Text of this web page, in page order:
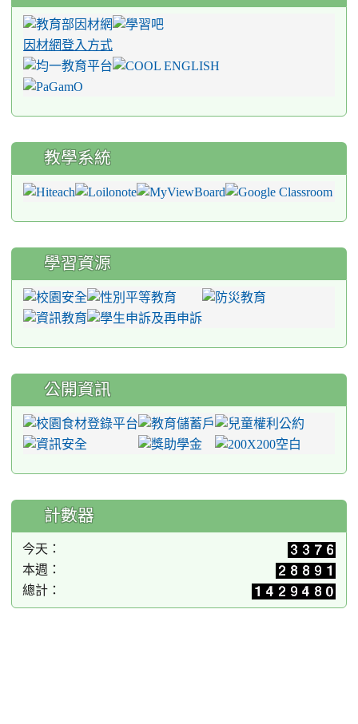
因材網登入方式
教學系統
學習資源
公開資訊
計數器
今天：
本週：
總計：